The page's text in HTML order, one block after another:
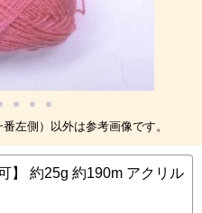
左側）以外は参考画像です。
】 約25g 約190m アクリル